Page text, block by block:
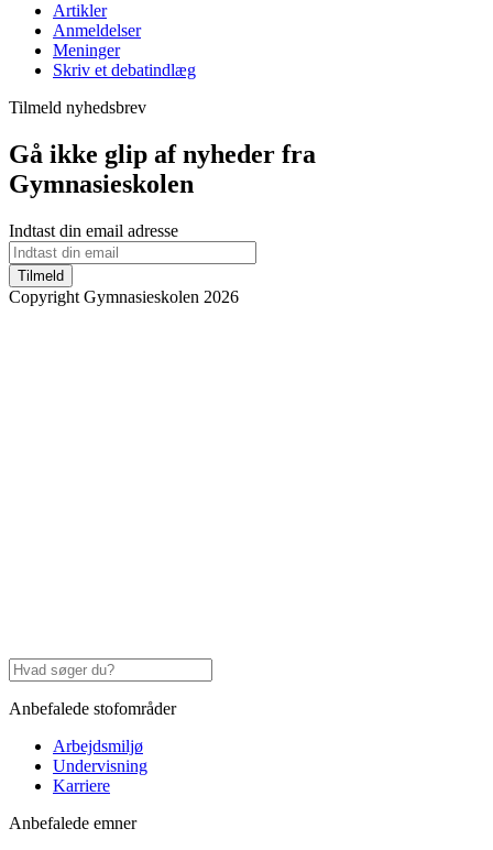
Artikler
Anmeldelser
Meninger
Skriv et debatindlæg
Tilmeld nyhedsbrev
Gå ikke glip af nyheder fra
Gymnasieskolen
Indtast din email adresse
Tilmeld
Copyright Gymnasieskolen 2026
Anbefalede stofområder
Arbejdsmiljø
Undervisning
Karriere
Anbefalede emner